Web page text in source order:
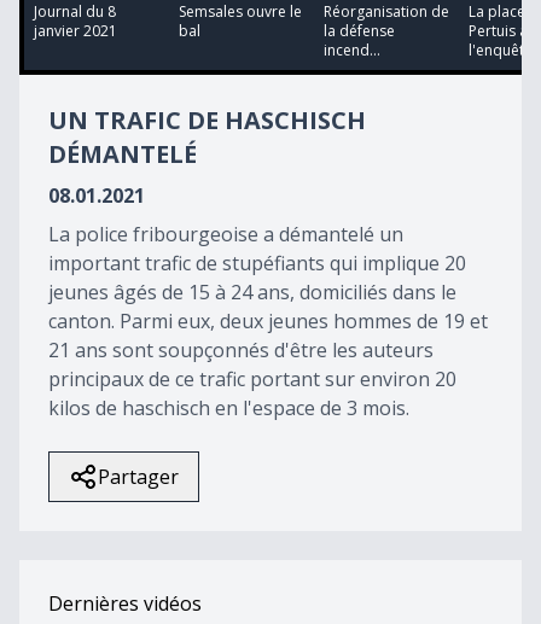
12
minutes,
seconds
Journal du 8
janvier 2021
Semsales ouvre le
bal
Réorganisation de
la défense
incend...
La place
Pertuis à
l'enquête
UN TRAFIC DE HASCHISCH
DÉMANTELÉ
08.01.2021
La police fribourgeoise a démantelé un
important trafic de stupéfiants qui implique 20
jeunes âgés de 15 à 24 ans, domiciliés dans le
canton. Parmi eux, deux jeunes hommes de 19 et
21 ans sont soupçonnés d'être les auteurs
principaux de ce trafic portant sur environ 20
kilos de haschisch en l'espace de 3 mois.
Partager
Dernières vidéos